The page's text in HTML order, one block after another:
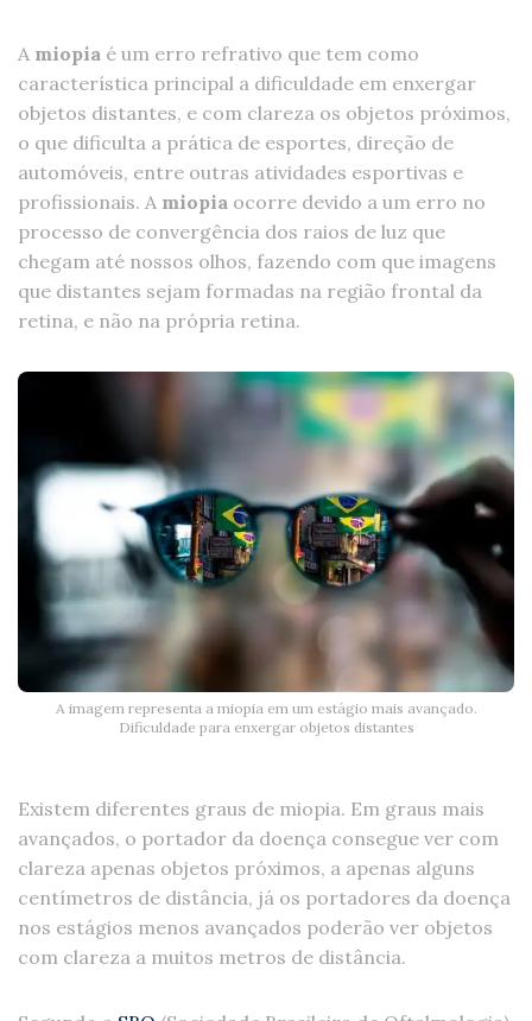
A miopia é um erro refrativo que tem como
característica principal a dificuldade em enxergar
objetos distantes, e com clareza os objetos próximos,
o que dificulta a prática de esportes, direção de
automóveis, entre outras atividades esportivas e
profissionais. A miopia ocorre devido a um erro no
processo de convergência dos raios de luz que
chegam até nossos olhos, fazendo com que imagens
que distantes sejam formadas na região frontal da
retina, e não na própria retina.
A imagem representa a miopia em um estágio mais avançado.
Dificuldade para enxergar objetos distantes
Existem diferentes graus de miopia. Em graus mais
avançados, o portador da doença consegue ver com
clareza apenas objetos próximos, a apenas alguns
centímetros de distância, já os portadores da doença
nos estágios menos avançados poderão ver objetos
com clareza a muitos metros de distância.